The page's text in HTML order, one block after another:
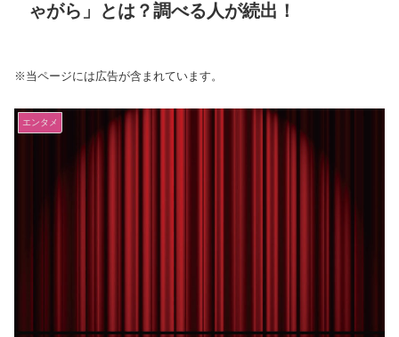
ゃがら」とは？調べる人が続出！
※当ページには広告が含まれています。
エンタメ